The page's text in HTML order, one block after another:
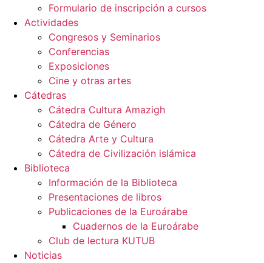
Formulario de inscripción a cursos
Actividades
Congresos y Seminarios
Conferencias
Exposiciones
Cine y otras artes
Cátedras
Cátedra Cultura Amazigh
Cátedra de Género
Cátedra Arte y Cultura
Cátedra de Civilización islámica
Biblioteca
Información de la Biblioteca
Presentaciones de libros
Publicaciones de la Euroárabe
Cuadernos de la Euroárabe
Club de lectura KUTUB
Noticias